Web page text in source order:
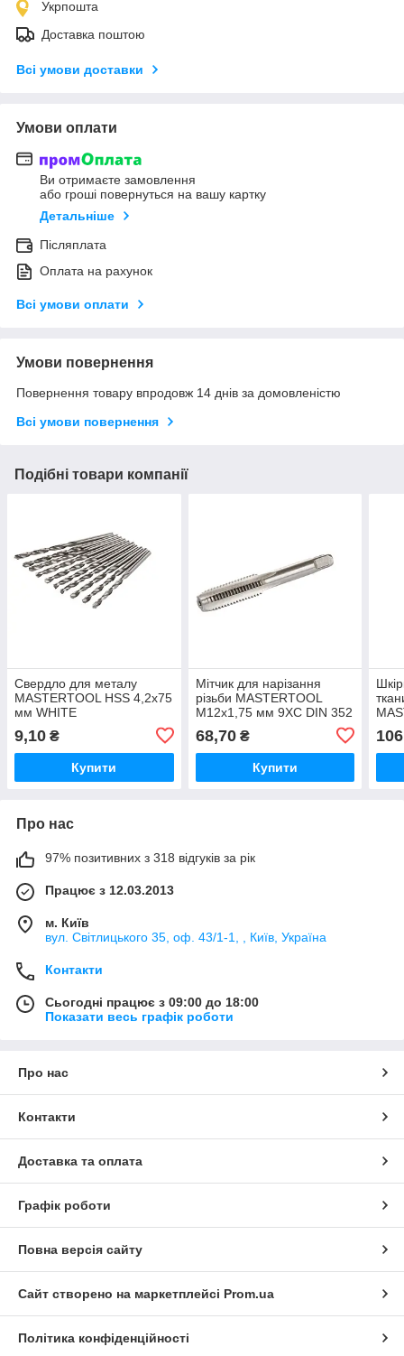
Укрпошта
Доставка поштою
Всі умови доставки
Умови оплати
Ви отримаєте замовлення
або гроші повернуться на вашу картку
Детальніше
Післяплата
Оплата на рахунок
Всі умови оплати
Умови повернення
Повернення товару впродовж 14 днів за домовленістю
Всі умови повернення
Подібні товари компанії
Свердло для металу
MASTERTOOL HSS 4,2х75
мм WHITE
9,10 ₴
Купити
Мітчик для нарізання
різьби MASTERTOOL
M12х1,75 мм 9ХС DIN 352
68,70₴
Купити
106
Про нас
97% позитивних з 318 відгуків за рік
Працює з 12.03.2013
м. Київ
вул. Світлицького 35, оф. 43/1-1, , Київ, Україна
Контакти
Сьогодні працює з 09:00 до 18:00
Показати весь графік роботи
Про нас
Контакти
Доставка та оплата
Графік роботи
Повна версія сайту
Сайт створено на маркетплейсі Prom.ua
Політика конфіденційності